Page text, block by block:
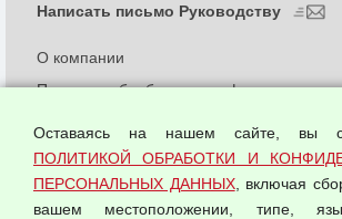
О компании
Политика обработки и
Согласием на обработку персональных
Оферта оптовой купли-продажи
Публичная оферта
Написать письмо Руководству
Оставаясь на нашем сайте, вы
ПОЛИТИКОЙ ОБРАБОТКИ И
ПЕРСОНАЛЬНЫХ ДАННЫХ, включая
вашем местоположении, типе,